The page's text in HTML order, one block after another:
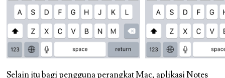
Selain itu bagi pengguna perangkat Mac, aplikasi Notes